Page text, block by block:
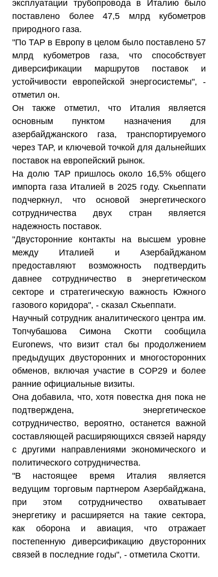
эксплуатации трубопровода в Италию было
поставлено более 47,5 млрд кубометров
природного газа.
"По TAP в Европу в целом было поставлено 57
млрд кубометров газа, что способствует
диверсификации маршрутов поставок и
устойчивости европейской энергосистемы", -
отметил он.
Он также отметил, что Италия является
основным пунктом назначения для
азербайджанского газа, транспортируемого
через TAP, и ключевой точкой для дальнейших
поставок на европейский рынок.
На долю TAP пришлось около 16,5% общего
импорта газа Италией в 2025 году. Скьеппати
подчеркнул, что основой энергетического
сотрудничества двух стран является
надежность поставок.
"Двусторонние контакты на высшем уровне
между Италией и Азербайджаном
предоставляют возможность подтвердить
давнее сотрудничество в энергетическом
секторе и стратегическую важность Южного
газового коридора", - сказал Скьеппати.
Научный сотрудник аналитического центра им.
Топчубашова Симона Скотти сообщила
Euronews, что визит стал бы продолжением
предыдущих двусторонних и многосторонних
обменов, включая участие в COP29 и более
ранние официальные визиты.
Она добавила, что, хотя повестка дня пока не
подтверждена, энергетическое
сотрудничество, вероятно, останется важной
составляющей расширяющихся связей наряду
с другими направлениями экономического и
политического сотрудничества.
"В настоящее время Италия является
ведущим торговым партнером Азербайджана,
при этом сотрудничество охватывает
энергетику и расширяется на такие сектора,
как оборона и авиация, что отражает
постепенную диверсификацию двусторонних
связей в последние годы", - отметила Скотти.